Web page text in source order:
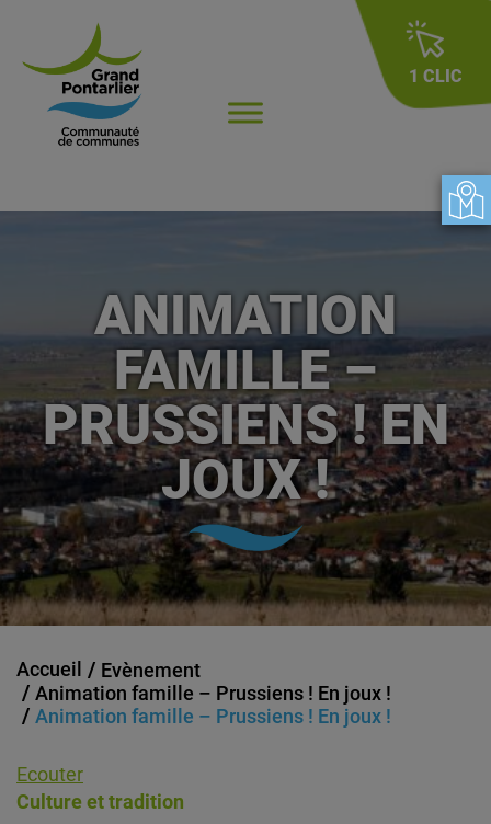
1 CLIC
ANIMATION
FAMILLE –
PRUSSIENS ! EN
JOUX !
Accueil
Evènement
Animation famille – Prussiens ! En joux !
Animation famille – Prussiens ! En joux !
Ecouter
Culture et tradition